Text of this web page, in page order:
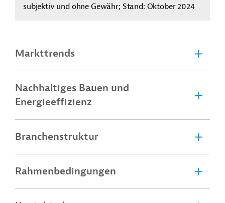
subjektiv und ohne Gewähr; Stand: Oktober 2024
Markttrends
Nachhaltiges Bauen und
Energieeffizienz
Branchenstruktur
Rahmenbedingungen